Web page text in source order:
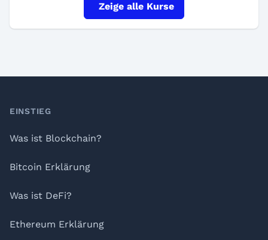
Zeige alle Kurse
Footer
EINSTIEG
Was ist Blockchain?
Bitcoin Erklärung
Was ist DeFi?
Ethereum Erklärung